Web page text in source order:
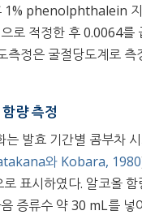
1% phenolphthalein
로 적정한 후 0.0064를
측정은 굴절당도계로
량 측정
는 발효 기간별 콤부차
와 Kobara, 1980
표시하였다. 알코올 함
증류수 약 30 mL를 넣